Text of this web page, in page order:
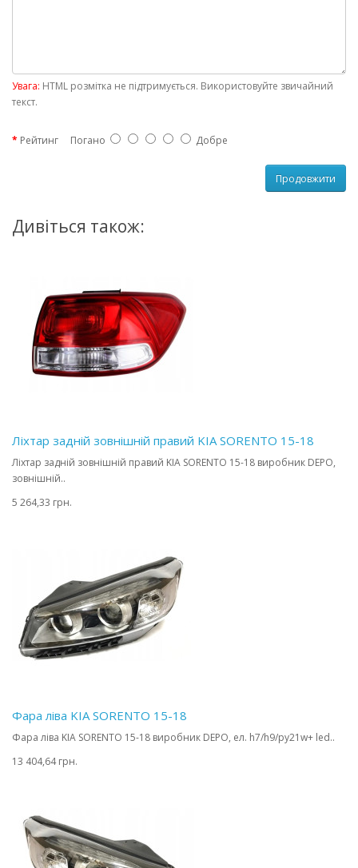
Увага: HTML розмітка не підтримується. Використовуйте звичайний
текст.
Рейтинг Погано Добре
Продовжити
Дивіться також:
Ліхтар задній зовнішній правий KIA SORENTO 15-18
Ліхтар задній зовнішній правий KIA SORENTO 15-18 виробник DEPO,
зовнішній..
5 264,33 грн.
Фара ліва KIA SORENTO 15-18
Фара ліва KIA SORENTO 15-18 виробник DEPO, ел. h7/h9/py21w+ led..
13 404,64 грн.